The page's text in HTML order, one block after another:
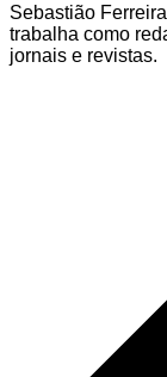
Sebastião
trabalha como
jornais e revistas.